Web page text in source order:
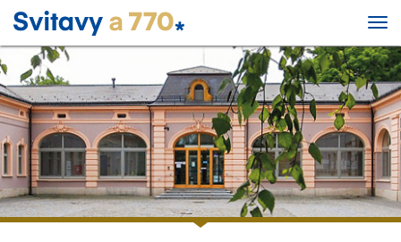
Přejít
k
hlavnímu
obsahu